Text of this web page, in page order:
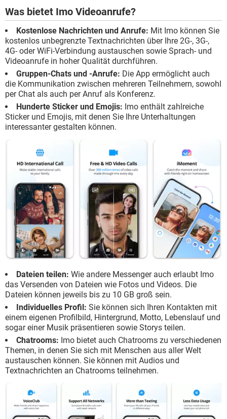
Was bietet Imo Videoanrufe?
Kostenlose Nachrichten und Anrufe: Mit Imo können Sie
kostenlos unbegrenzte Textnachrichten über Ihre 2G-, 3G-,
4G- oder WiFi-Verbindung austauschen sowie Sprach- und
Videoanrufe in hoher Qualität durchführen.
Gruppen-Chats und -Anrufe: Die App ermöglicht auch
die Kommunikation zwischen mehreren Teilnehmern, sowohl
per Chat als auch per Anruf als Konferenz.
Hunderte Sticker und Emojis: Imo enthält zahlreiche
Sticker und Emojis, mit denen Sie Ihre Unterhaltungen
interessanter gestalten können.
Dateien teilen: Wie andere Messenger auch erlaubt Imo
das Versenden von Dateien wie Fotos und Videos. Die
Dateien können jeweils bis zu 10 GB groß sein.
Individuelles Profil: Sie können sich Ihren Kontakten mit
einem eigenen Profilbild, Hintergrund, Motto, Lebenslauf und
sogar einer Musik präsentieren sowie Storys teilen.
Chatrooms: Imo bietet auch Chatrooms zu verschiedenen
Themen, in denen Sie sich mit Menschen aus aller Welt
austauschen können. Sie können mit Audios und
Textnachrichten an Chatrooms teilnehmen.